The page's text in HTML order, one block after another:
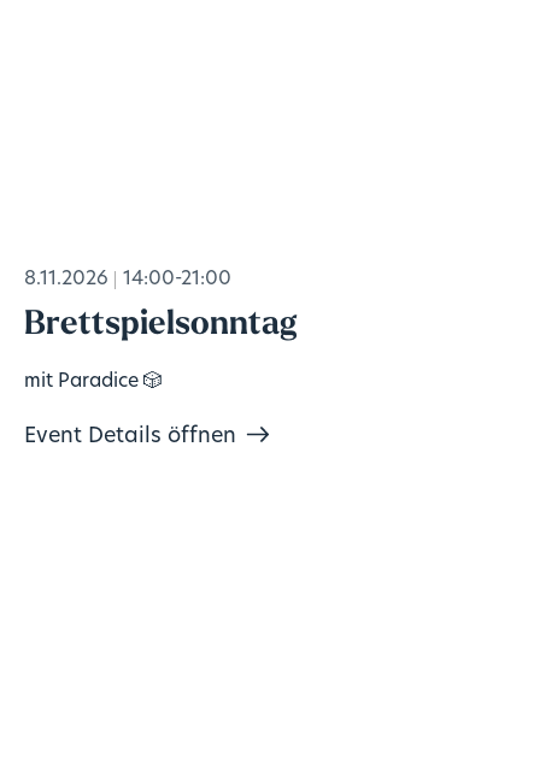
8.11.2026 14:00-21:00
Brettspielsonntag
mit Paradice 🎲
Event Details öffnen